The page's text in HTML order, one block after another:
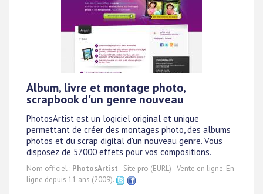
Album, livre et montage photo,
scrapbook d'un genre nouveau
PhotosArtist est un logiciel original et unique
permettant de créer des montages photo, des albums
photos et du scrap digital d'un nouveau genre. Vous
disposez de 57000 effets pour vos compositions.
Nom officiel : PhotosArtist - Site pro (EURL) - Vente en ligne. En
ligne depuis 11 ans (2009).